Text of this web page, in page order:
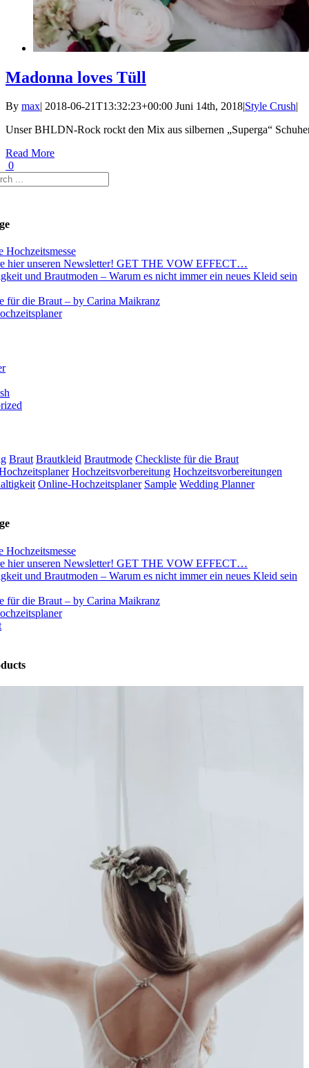
Madonna loves Tüll
By max 2018-06-21T13:32:23+00:00 Juni 14th, 2018 Style Crush
Unser BHLDN-Rock rockt den Mix aus silbernen „Superga“
Read More
0
Hochzeitsmesse
hier unseren Newsletter! GET THE VOW EFFECT…
und Brautmoden – Warum es nicht immer ein neues Kleid sein
für die Braut – by Carina Maikranz
Braut Brautkleid Brautmode Checkliste für die Braut
Hochzeitsvorbereitung Hochzeitsvorbereitungen
Online-Hochzeitsplaner Sample Wedding Planner
Hochzeitsmesse
hier unseren Newsletter! GET THE VOW EFFECT…
und Brautmoden – Warum es nicht immer ein neues Kleid sein
für die Braut – by Carina Maikranz